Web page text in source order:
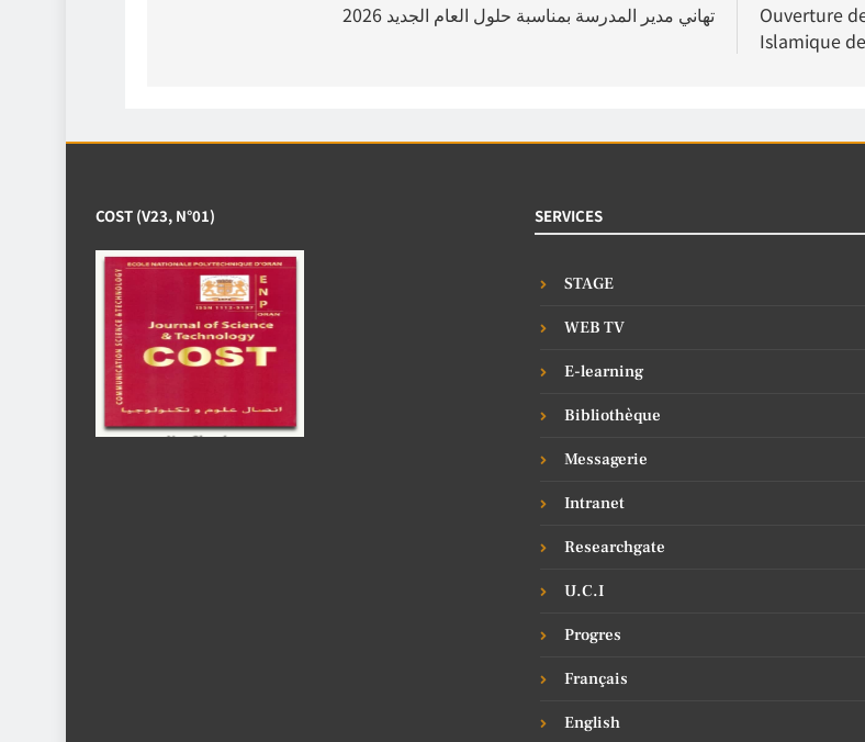
تهاني مدير المدرسة بمناسبة حلول العام الجديد 2026
Ouverture
Islamique
COST (V23, N°01) SERVICES
STAGE
WEB TV
E-learning
Bibliothèque
Messagerie
Intranet
Researchgate
U.C.I
Progres
Français
English